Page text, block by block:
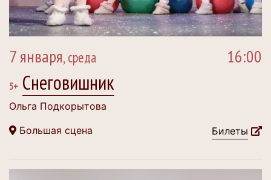
7 января, среда 16:00
5+ Снеговишник
Ольга Подкорытова
Большая сцена
Билеты